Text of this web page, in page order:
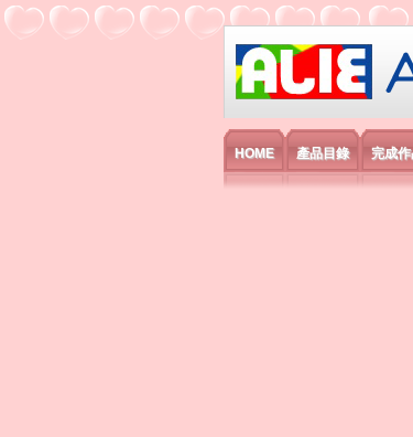
艾利國際
HOME 產品目錄 完成